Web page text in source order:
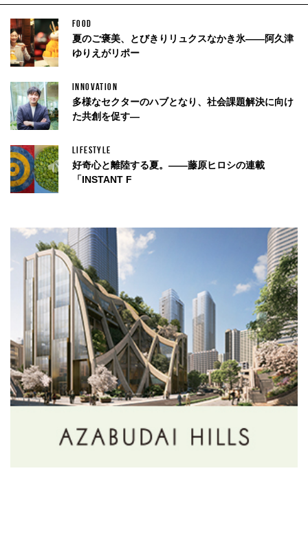
FOOD
夏のご褒美、とびきりリュクスなかき氷——阿久津
ゆりえがリポー
INNOVATION
多様なセクターのハブとなり、社会課題解決に向け
た共創を促す—
LIFESTYLE
好奇心と離陸する夏。——藤原ヒロシの連載
「INSTANT F